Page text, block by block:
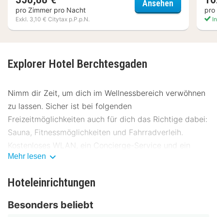
pro Zimmer pro Nacht
Exkl. 3,10 € Citytax p.P.p.N.
Ansehen Alm- &
pro
Explorer Hotel Berchtesgaden
Nimm dir Zeit, um dich im Wellnessbereich verwöhnen
zu lassen. Sicher ist bei folgenden
Freizeitmöglichkeiten auch für dich das Richtige dabei:
Sauna, Fitnessmöglichkeiten und Fahrradverleih.
Kostenloses WLAN, ein Concierge-Service und ein
Skiraum stehen ebenfalls zur Verfügung.
Deinen Durst kannst du an der Bar/Lounge stillen. Ein
inbegriffenes Frühstücksbuffet wird täglich von
06:30 Uhr bis 10:30 Uhr angeboten.
Mehr lesen
Hoteleinrichtungen
Besonders beliebt